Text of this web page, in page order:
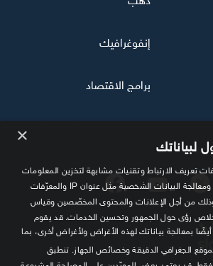
إنفوغرافيك
برامج الاقتصاد
× لبياناتك
تعريف الارتباط وتقنيات مشابهة لتخزين المعلومات
على جهازك والوصول إليها ومعالجة البيانات الشخصية مثل عنوان IP والمعرّفات
وذلك من أجل الإعلانات والمحتوى المخصّصين وقياس
رؤى حول الجمهور وتحسين الخدمات. قد يقوم
أيضًا بمعالجة بياناتك لهذه الأغراض ولأغراض أخرى، بما
الجغرافي الدقيقة وخصائص الجهاز. تنطبق
فقط. قد يعتمد بعض المورّدين على المصلحة المشروعة